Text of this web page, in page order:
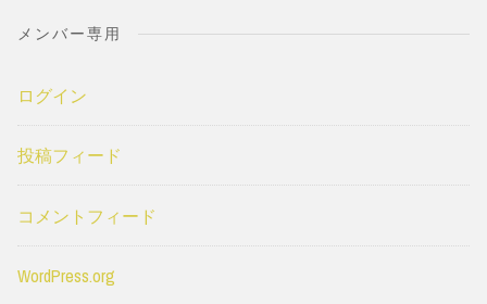
ゴ
ー
メンバー専用
ログイン
投稿フィード
コメントフィード
WordPress.org